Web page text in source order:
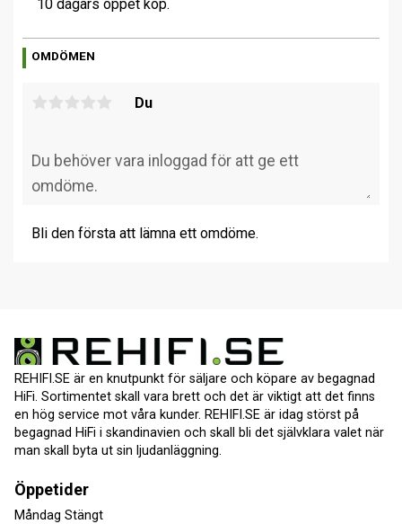
10 dagars öppet köp.
OMDÖMEN
Du
Bli den första att lämna ett omdöme.
REHIFI.SE är en knutpunkt för säljare och köpare av begagnad
HiFi. Sortimentet skall vara brett och det är viktigt att det finns
en hög service mot våra kunder. REHIFI.SE är idag störst på
begagnad HiFi i skandinavien och skall bli det självklara valet när
man skall byta ut sin ljudanläggning.
Öppetider
Måndag Stängt